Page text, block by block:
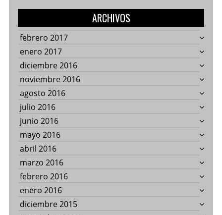
ARCHIVOS
febrero 2017
enero 2017
diciembre 2016
noviembre 2016
agosto 2016
julio 2016
junio 2016
mayo 2016
abril 2016
marzo 2016
febrero 2016
enero 2016
diciembre 2015